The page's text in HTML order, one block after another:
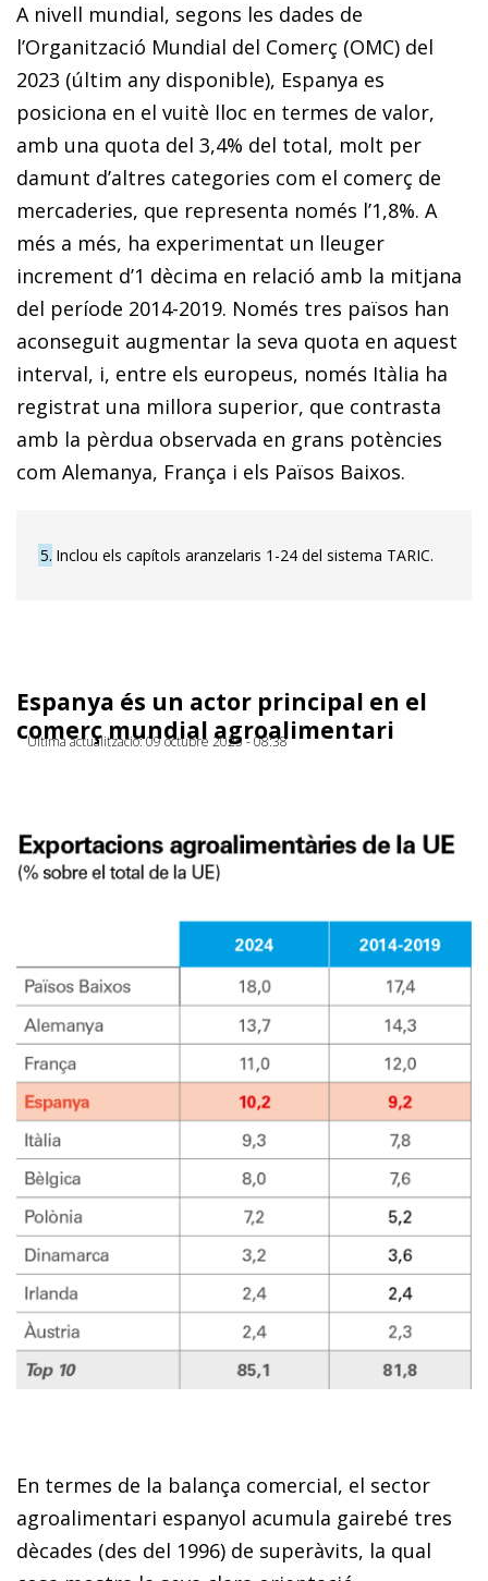
A nivell mundial, segons les dades de
l’Organització Mundial del Comerç (OMC) del
2023 (últim any disponible), Espanya es
posiciona en el vuitè lloc en termes de valor,
amb una quota del 3,4% del total, molt per
damunt d’altres categories com el comerç de
mercaderies, que representa només l’1,8%. A
més a més, ha experimentat un lleuger
increment d’1 dècima en relació amb la mitjana
del període 2014-2019. Només tres països han
aconseguit augmentar la seva quota en aquest
interval, i, entre els europeus, només Itàlia ha
registrat una millora superior, que contrasta
amb la pèrdua observada en grans potències
com Alemanya, França i els Països Baixos.
5 Inclou els capítols aranzelaris 1-24 del sistema TARIC.
Espanya és un actor principal en el
comerç mundial agroalimentari
Última actualització: 09 octubre 2025 - 08:38
En termes de la balança comercial, el sector
agroalimentari espanyol acumula gairebé tres
dècades (des del 1996) de superàvits, la qual